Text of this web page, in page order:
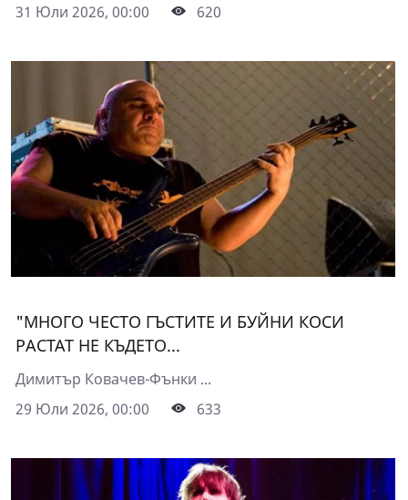
31 Юли 2026, 00:00
620
"МНОГО ЧЕСТО ГЪСТИТЕ И БУЙНИ КОСИ
РАСТАТ НЕ КЪДЕТО...
Димитър Ковачев-Фънки ...
29 Юли 2026, 00:00
633